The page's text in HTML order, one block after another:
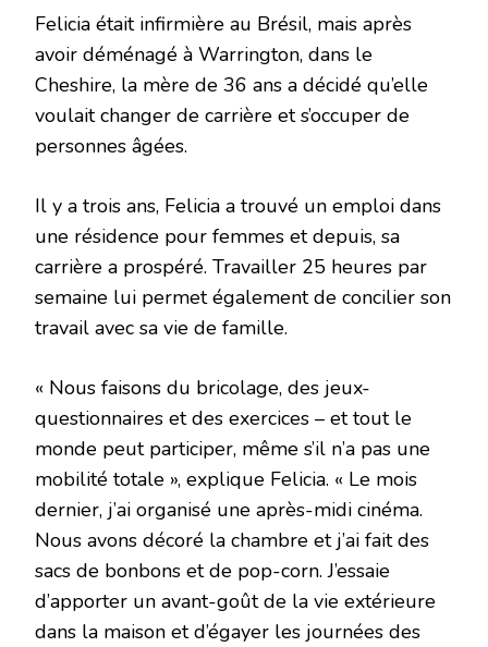
Felicia était infirmière au Brésil, mais après
avoir déménagé à Warrington, dans le
Cheshire, la mère de 36 ans a décidé qu’elle
voulait changer de carrière et s’occuper de
personnes âgées.
Il y a trois ans, Felicia a trouvé un emploi dans
une résidence pour femmes et depuis, sa
carrière a prospéré. Travailler 25 heures par
semaine lui permet également de concilier son
travail avec sa vie de famille.
« Nous faisons du bricolage, des jeux-
questionnaires et des exercices – et tout le
monde peut participer, même s’il n’a pas une
mobilité totale », explique Felicia. « Le mois
dernier, j’ai organisé une après-midi cinéma.
Nous avons décoré la chambre et j’ai fait des
sacs de bonbons et de pop-corn. J’essaie
d’apporter un avant-goût de la vie extérieure
dans la maison et d’égayer les journées des